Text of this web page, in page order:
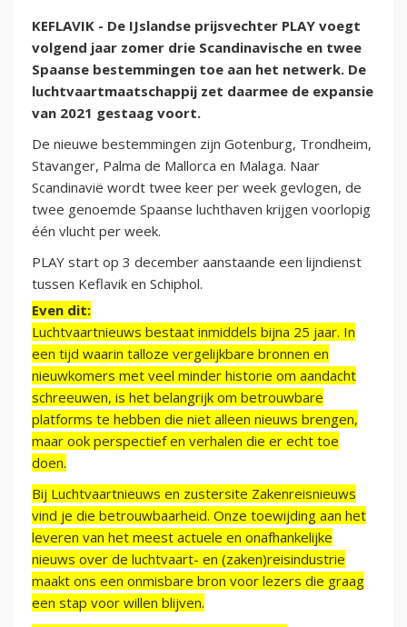
KEFLAVIK - De IJslandse prijsvechter PLAY voegt
volgend jaar zomer drie Scandinavische en twee
Spaanse bestemmingen toe aan het netwerk. De
luchtvaartmaatschappij zet daarmee de expansie
van 2021 gestaag voort.
De nieuwe bestemmingen zijn Gotenburg, Trondheim,
Stavanger, Palma de Mallorca en Malaga. Naar
Scandinavië wordt twee keer per week gevlogen, de
twee genoemde Spaanse luchthaven krijgen voorlopig
één vlucht per week.
PLAY start op 3 december aanstaande een lijndienst
tussen Keflavik en Schiphol.
Even dit:
Luchtvaartnieuws bestaat inmiddels bijna 25 jaar. In
een tijd waarin talloze vergelijkbare bronnen en
nieuwkomers met veel minder historie om aandacht
schreeuwen, is het belangrijk om betrouwbare
platforms te hebben die niet alleen nieuws brengen,
maar ook perspectief en verhalen die er echt toe
doen.
Bij Luchtvaartnieuws en zustersite Zakenreisnieuws
vind je die betrouwbaarheid. Onze toewijding aan het
leveren van het meest actuele en onafhankelijke
nieuws over de luchtvaart- en (zaken)reisindustrie
maakt ons een onmisbare bron voor lezers die graag
een stap voor willen blijven.